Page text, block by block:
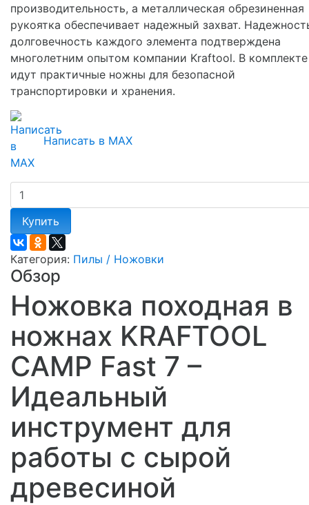
производительность, а металлическая обрезиненная
рукоятка обеспечивает надежный захват.
долговечность каждого элемента подтверждена
многолетним опытом компании Kraftool. В комплекте
идут практичные ножны для безопасной
транспортировки и хранения.
Написать в MAX
Купить
Категория: Пилы / Ножовки
Обзор
Ножовка походная в
ножнах KRAFTOOL
CAMP Fast 7 –
Идеальный
инструмент для
работы с сырой
древесиной